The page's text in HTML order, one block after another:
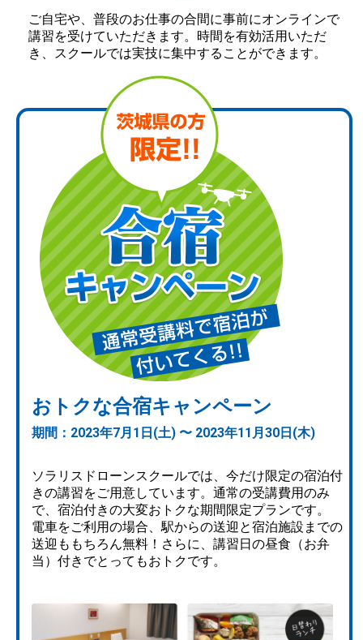
ご自宅や、普段のお仕事の合間に事前にオンラインで
講習を受けていただきます。時間を有効活用いただ
き、スクールでは実技に集中することができます。
おトクな合宿キャンペーン
期間：2023年7月1日(土) 〜 2023年11月30日(木)
ソラリスドローンスクールでは、今だけ限定の宿泊付
きの講習をご用意しています。通常の受講費用のみ
で、宿泊付きの大変おトクな期間限定プランです。
電車をご利用の場合、駅からの送迎と宿泊施設までの
送迎ももちろん無料！さらに、講習日の昼食（お弁
当）付きでとってもおトクです。